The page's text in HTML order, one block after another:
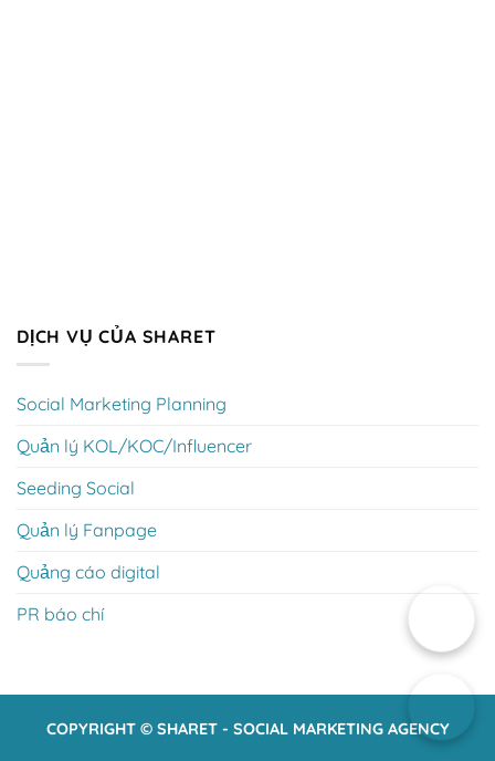
DỊCH VỤ CỦA SHARET
Social Marketing Planning
Quản lý KOL/KOC/Influencer
Seeding Social
Quản lý Fanpage
Quảng cáo digital
PR báo chí
COPYRIGHT © SHARET - SOCIAL MARKETING AGENCY